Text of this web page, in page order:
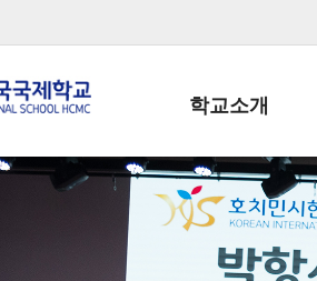
학교소개
학교장인사말
학생회장인사말
학교상징